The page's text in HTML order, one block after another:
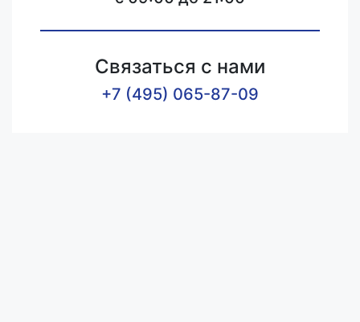
Связаться с нами
+7 (495) 065-87-09